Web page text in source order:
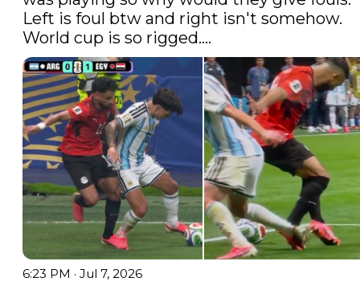
Left is foul btw and right isn't somehow.
World cup is so rigged....
6:23 PM · Jul 7, 2026